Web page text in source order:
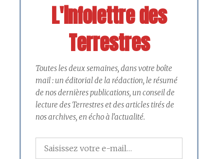
L'infolettre des
Terrestres
Toutes les deux semaines, dans votre boîte
mail : un éditorial de la rédaction, le résumé
de nos dernières publications, un conseil de
lecture des Terrestres et des articles tirés de
nos archives, en écho à l'actualité.